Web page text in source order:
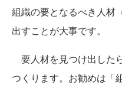
組織の要となるべき人材
出すことが大事です。
要人材を見つけ出した
つくります。お勧めは「